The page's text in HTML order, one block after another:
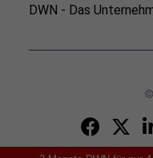
DWN - Das